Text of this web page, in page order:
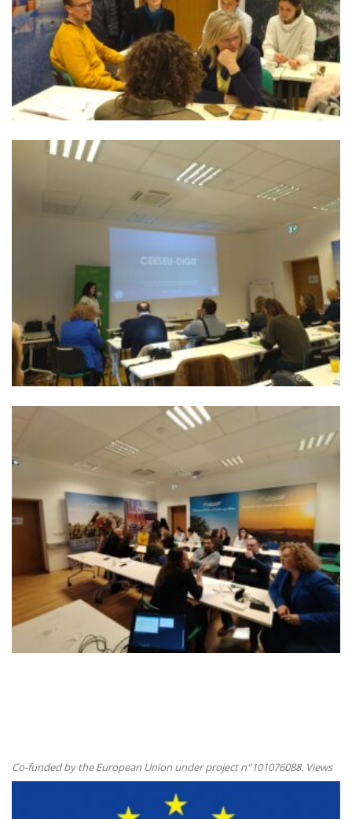
Co-funded by theEuropean Union under project n°101076088. Views